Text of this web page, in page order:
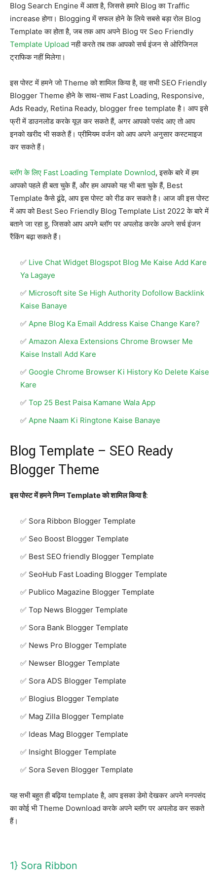
Blog Search Engine में आता है, जिससे हमारे Blog का Traffic
increase होगा। Blogging में सफल होने के लिये सबसे बड़ा रोल Blog
Template का होता है, जब तक आप अपने Blog पर Seo Friendly
Template Upload नही करते तब तक आपको सर्च इंजन से ओरिजिनल
ट्राफिक नहीं मिलेगा।
इस पोस्ट में हमने जो Theme को शामिल किया है, वह सभी SEO Friendly
Blogger Theme होने के साथ-साथ Fast Loading, Responsive,
Ads Ready, Retina Ready, blogger free template है। आप इसे
फ्री में डाउनलोड करके यूज़ कर सकते हैं, अगर आपको पसंद आए तो आप
इनको खरीद भी सकते हैं। प्रीमियम वर्जन को आप अपने अनुसार कस्टमाइज
कर सकते हैं।
ब्लॉग के लिए Fast Loading Template Downlod, इसके बारे में हम
आपको पहले ही बता चुके हैं, और हम आपको यह भी बता चुके हैं, Best
Template कैसे ढूंढे, आप इस पोस्ट को रीड कर सकते है। आज की इस पोस्ट
में आप को Best Seo Friendly Blog Template List 2022 के बारे में
बताने जा रहा हु, जिसको आप अपने ब्लॉग पर अपलोड करके अपने सर्च इंजन
रैंकिंग बढ़ा सकते हैं।
Live Chat Widget Blogspot Blog Me Kaise Add Kare
Ya Lagaye
Microsoft site Se High Authority Dofollow Backlink
Kaise Banaye
Apne Blog Ka Email Address Kaise Change Kare?
Amazon Alexa Extensions Chrome Browser Me
Kaise Install Add Kare
Google Chrome Browser Ki History Ko Delete Kaise
Kare
Top 25 Best Paisa Kamane Wala App
Apne Naam Ki Ringtone Kaise Banaye
Blog Template – SEO Ready
Blogger Theme
इस पोस्ट में हमने निम्न Template को शामिल किया है:
Sora Ribbon Blogger Template
Seo Boost Blogger Template
Best SEO friendly Blogger Template
SeoHub Fast Loading Blogger Template
Publico Magazine Blogger Template
Top News Blogger Template
Sora Bank Blogger Template
News Pro Blogger Template
Newser Blogger Template
Sora ADS Blogger Template
Blogius Blogger Template
Mag Zilla Blogger Template
Ideas Mag Blogger Template
Insight Blogger Template
Sora Seven Blogger Template
यह सभी बहुत ही बढ़िया template है, आप इसका डेमो देखकर अपने मनपसंद
का कोई भी Theme Download करके अपने ब्लॉग पर अपलोड कर सकते
हैं।
1} Sora Ribbon